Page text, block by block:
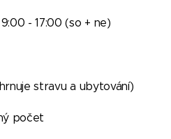
9:00 - 17:00 (so + ne)
stravu a ubytování)
počet